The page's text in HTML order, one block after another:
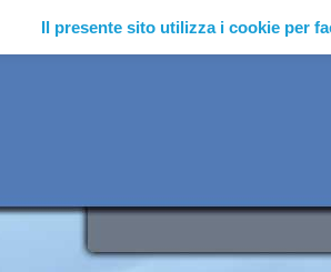
Il presente sito utilizza i cookie per